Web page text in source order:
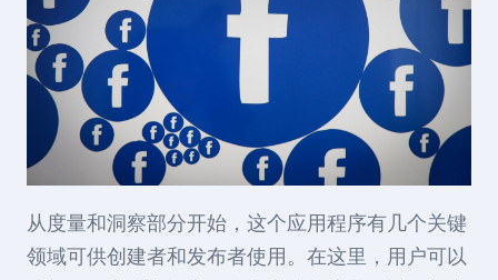
从度量和洞察部分开始，这个应用程序有几个关键
领域可供创建者和发布者使用。在这里，用户可以